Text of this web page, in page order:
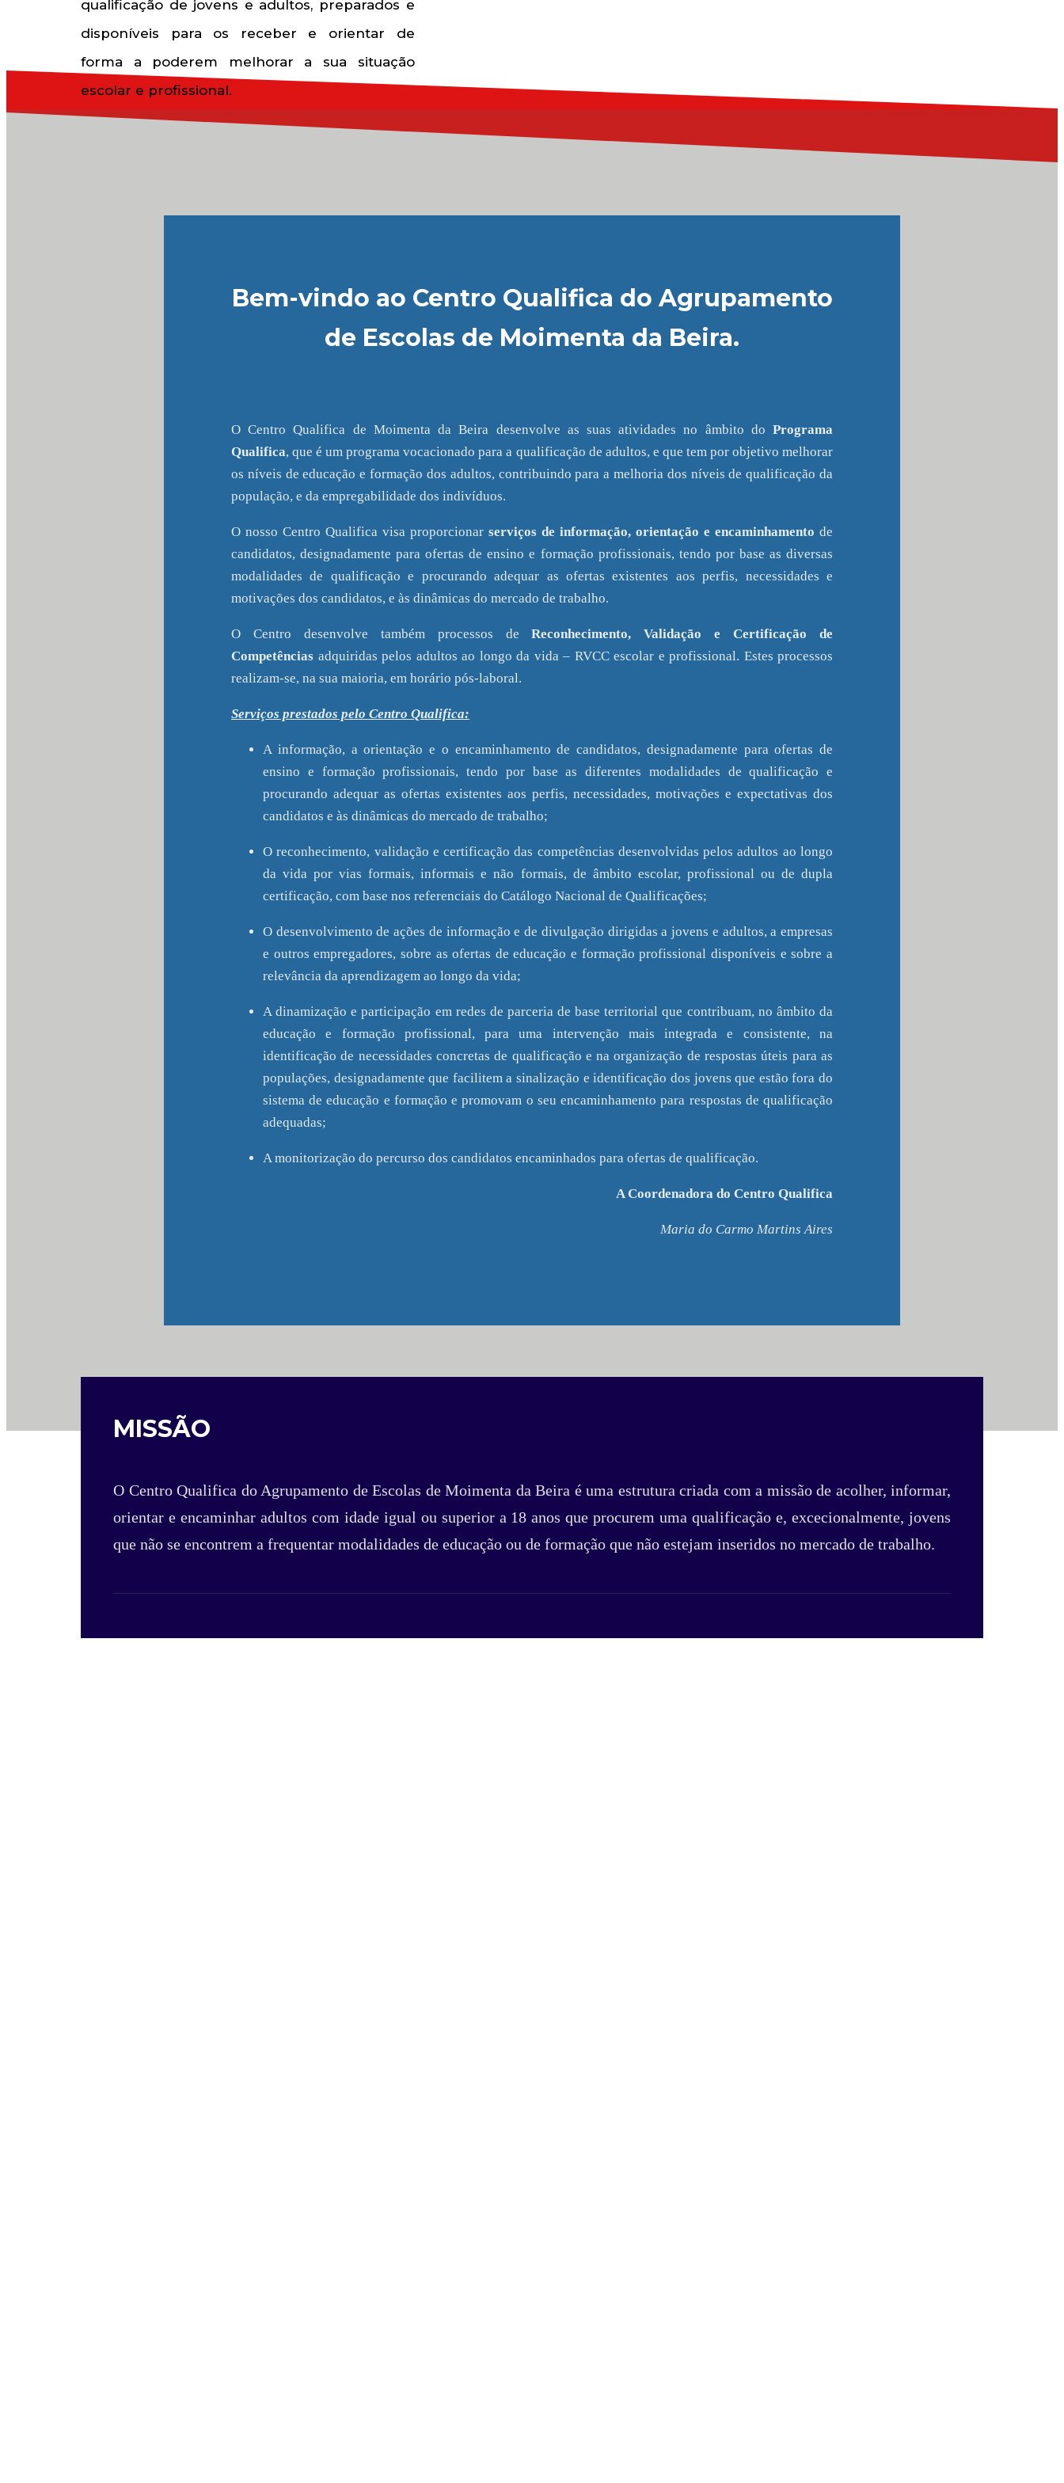
qualificação de jovens e adultos, preparados e
disponíveis para os receber e orientar de
forma a poderem melhorar a sua situação
escolar e profissional.
Bem-vindo ao Centro Qualifica do Agrupamento
de Escolas de Moimenta da Beira.
O Centro Qualifica de Moimenta da Beira desenvolve as suas atividades no âmbito do Programa
Qualifica, que é um programa vocacionado para a qualificação de adultos, e que tem por objetivo melhorar
os níveis de educação e formação dos adultos, contribuindo para a melhoria dos níveis de qualificação da
população, e da empregabilidade dos indivíduos.
O nosso Centro Qualifica visa proporcionar serviços de informação, orientação e encaminhamento de
candidatos, designadamente para ofertas de ensino e formação profissionais, tendo por base as diversas
modalidades de qualificação e procurando adequar as ofertas existentes aos perfis, necessidades e
motivações dos candidatos, e às dinâmicas do mercado de trabalho.
O Centro desenvolve também processos de Reconhecimento, Validação e Certificação de
Competências adquiridas pelos adultos ao longo da vida – RVCC escolar e profissional. Estes processos
realizam-se, na sua maioria, em horário pós-laboral.
Serviços prestados pelo Centro Qualifica:
A informação, a orientação e o encaminhamento de candidatos, designadamente para ofertas de
ensino e formação profissionais, tendo por base as diferentes modalidades de qualificação e
procurando adequar as ofertas existentes aos perfis, necessidades, motivações e expectativas dos
candidatos e às dinâmicas do mercado de trabalho;
O reconhecimento, validação e certificação das competências desenvolvidas pelos adultos ao longo
da vida por vias formais, informais e não formais, de âmbito escolar, profissional ou de dupla
certificação, com base nos referenciais do Catálogo Nacional de Qualificações;
O desenvolvimento de ações de informação e de divulgação dirigidas a jovens e adultos, a empresas
e outros empregadores, sobre as ofertas de educação e formação profissional disponíveis e sobre a
relevância da aprendizagem ao longo da vida;
A dinamização e participação em redes de parceria de base territorial que contribuam, no âmbito da
educação e formação profissional, para uma intervenção mais integrada e consistente, na
identificação de necessidades concretas de qualificação e na organização de respostas úteis para as
populações, designadamente que facilitem a sinalização e identificação dos jovens que estão fora do
sistema de educação e formação e promovam o seu encaminhamento para respostas de qualificação
adequadas;
A monitorização do percurso dos candidatos encaminhados para ofertas de qualificação.
A Coordenadora do Centro Qualifica
Maria do Carmo Martins Aires
MISSÃO
O Centro Qualifica do Agrupamento de Escolas de Moimenta da Beira é uma estrutura criada com a missão de acolher, informar,
orientar e encaminhar adultos com idade igual ou superior a 18 anos que procurem uma qualificação e, excecionalmente, jovens
que não se encontrem a frequentar modalidades de educação ou de formação que não estejam inseridos no mercado de trabalho.